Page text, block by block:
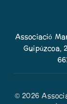
Associació
© 2026